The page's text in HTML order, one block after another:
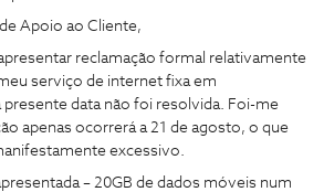
Apoio ao Cliente,
reclamação formal relativamente
serviço de internet fixa em
data não foi resolvida. Foi-me
apenas ocorrerá a 21 de agosto, o que
excessivo.
– 20GB de dados móveis num